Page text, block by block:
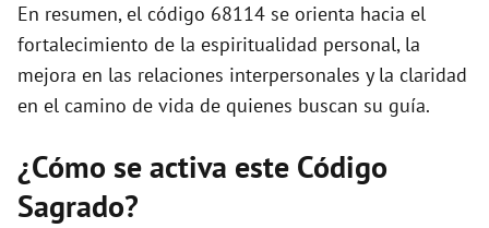
En resumen, el código 68114 se orienta hacia el
fortalecimiento de la espiritualidad personal, la
mejora en las relaciones interpersonales y la claridad
en el camino de vida de quienes buscan su guía.
¿Cómo se activa este Código
Sagrado?